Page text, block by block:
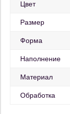
Цвет
Размер
Форма
Наполнение
Материал
Обработка